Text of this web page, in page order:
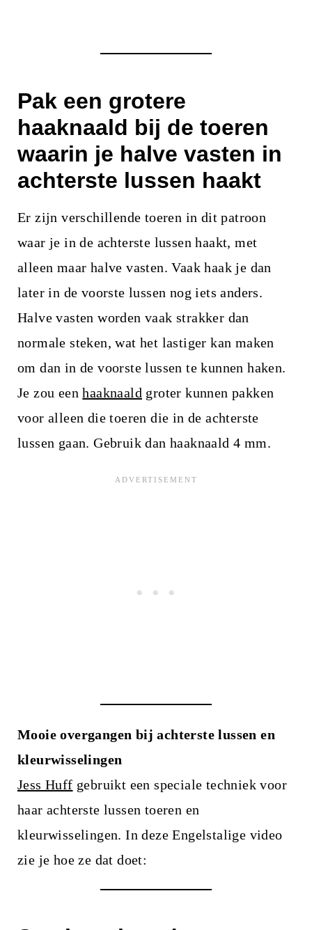
Pak een grotere
haaknaald bij de toeren
waarin je halve vasten in
achterste lussen haakt
Er zijn verschillende toeren in dit patroon
waar je in de achterste lussen haakt, met
alleen maar halve vasten. Vaak haak je dan
later in de voorste lussen nog iets anders.
Halve vasten worden vaak strakker dan
normale steken, wat het lastiger kan maken
om dan in de voorste lussen te kunnen haken.
Je zou eenhaaknaald groter kunnen pakken
voor alleen die toeren die in de achterste
lussen gaan. Gebruik dan haaknaald 4 mm.
Mooie overgangen bij achterste lussen en
kleurwisselingen
Jess Huff gebruikt een speciale techniek voor
haar achterste lussen toeren en
kleurwisselingen. In deze Engelstalige video
zie je hoe ze dat doet: